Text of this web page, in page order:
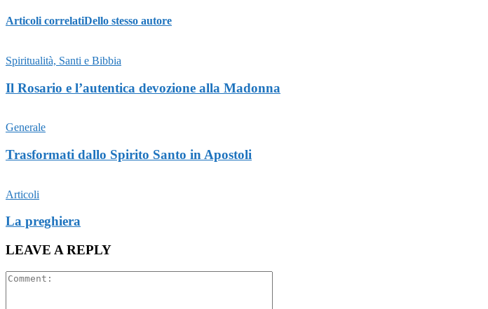
Articoli correlatiDello stesso autore
Spiritualità, Santi e Bibbia
Il Rosario e l’autentica devozione alla Madonna
Generale
Trasformati dallo Spirito Santo in Apostoli
Articoli
La preghiera
LEAVE A REPLY